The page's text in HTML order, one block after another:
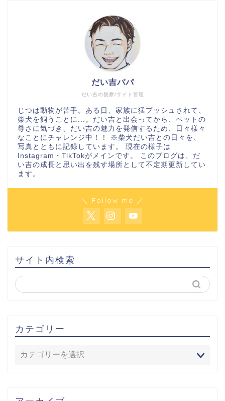
だい吉の観察/サイト管理
だい吉パパ
じつは動物が苦手。ある日、家族に猛プッシュされて、
柴犬を飼うことに...。だい吉と出会ってから、ペットの
尊さに気づき、だい吉の魅力を発信するため、日々様々
なことにチャレンジ中！！ ※柴犬だい吉との日々を、
写真とともに記録しています。 現在の様子は
Instagram・TikTokがメインです。 このブログは、だ
い吉の成長と思い出を残す場所として不定期更新してい
ます。
＼ Follow me ／
サイト内検索
カテゴリー